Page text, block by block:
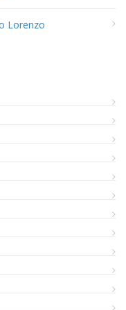
Lorenzo